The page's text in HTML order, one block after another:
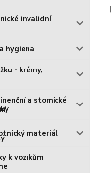
invalidní
hygiena
- krémy,
a stomické
materiál
k vozíkům